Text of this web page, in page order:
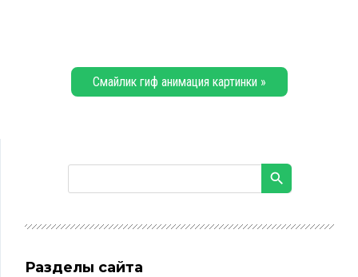
Смайлик гиф анимация картинки »
Разделы сайта